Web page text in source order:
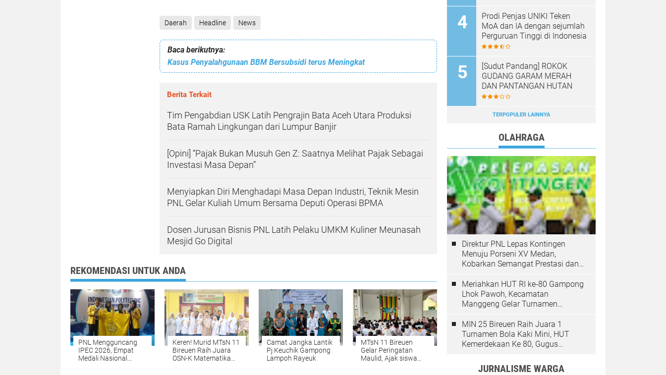
Daerah Headline News
Baca berikutnya:
Kasus Penyalahgunaan BBM Bersubsidi terus Meningkat
Berita Terkait
Tim Pengabdian USK Latih Pengrajin Bata Aceh Utara Produksi
Bata Ramah Lingkungan dari Lumpur Banjir
[Opini] “Pajak Bukan Musuh Gen Z: Saatnya Melihat Pajak Sebagai
Investasi Masa Depan”
Menyiapkan Diri Menghadapi Masa Depan Industri, Teknik Mesin
PNL Gelar Kuliah Umum Bersama Deputi Operasi BPMA
Dosen Jurusan Bisnis PNL Latih Pelaku UMKM Kuliner Meunasah
Mesjid Go Digital
REKOMENDASI UNTUK ANDA
PNL Mengguncang
IPEC 2026, Empat
Medali Nasional
Keren! Murid MTsN 11
Bireuen Raih Juara
OSN-K Matematika
Camat Jangka Lantik
Pj Keuchik Gampong
Lampoh Rayeuk
MTsN 11 Bireuen
Gelar Peringatan
Maulid, Ajak siswa
Prodi Penjas UNIKI Teken
MoA dan IA dengan sejumlah
Perguruan Tinggi di Indonesia
[Sudut Pandang] ROKOK
GUDANG GARAM MERAH
DAN PANTANGAN HUTAN
TERPOPULER LAINNYA
OLAHRAGA
Direktur PNL Lepas Kontingen
Menuju Porseni XV Medan,
Kobarkan Semangat Prestasi dan
Meriahkan HUT RI ke-80 Gampong
Lhok Pawoh, Kecamatan
Manggeng Gelar Turnamen
MIN 25 Bireuen Raih Juara 1
Turnamen Bola Kaki Mini, HUT
Kemerdekaan Ke 80, Gugus
JURNALISME WARGA